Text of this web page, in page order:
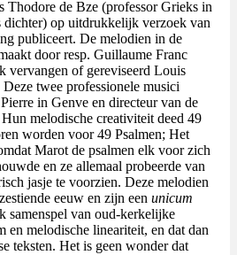
Thodore de Bze (professor Grieks in
dichter) op uitdrukkelijk verzoek van
publiceert. De melodien in de
door resp. Guillaume Franc
vervangen of gereviseerd Louis
twee professionele musici
in Genve en directeur van de
melodische creativiteit deed 49
worden voor 49 Psalmen; Het
Marot de psalmen elk voor zich
en ze allemaal probeerde van
jasje te voorzien. Deze melodien
eeuw en zijn een unicum
samenspel van oud-kerkelijke
en melodische lineariteit, en dat dan
teksten. Het is geen wonder dat